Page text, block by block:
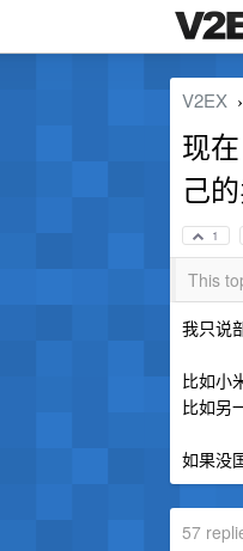
V2EX ›
现
己的
1
This
我只说
比如小
比如另
如果没
57